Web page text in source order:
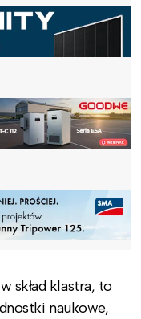
skład klastra, to
naukowe,